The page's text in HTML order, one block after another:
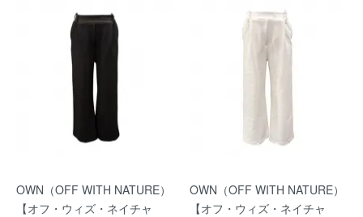
OWN（OFF WITH NATURE）
【オフ・ウィズ・ネイチャ
OWN（OFF WITH NATURE）
【オフ・ウィズ・ネイチャ